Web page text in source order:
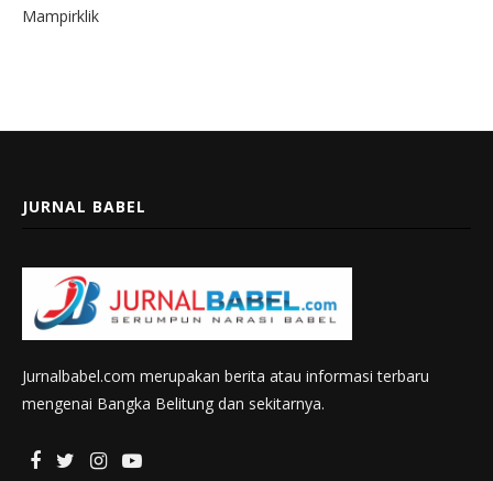
Mampirklik
JURNAL BABEL
Jurnalbabel.com merupakan berita atau informasi terbaru
mengenai Bangka Belitung dan sekitarnya.